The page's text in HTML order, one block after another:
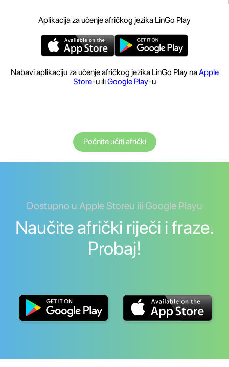
Aplikacija za učenje afričkog jezika LinGo Play
Nabavi aplikaciju za učenje afričkog jezika LinGo Play naApple
Store-u iliGoogle Play-u
Počnite učiti afrički
Dostupno u Apple Storeu ili Google Playu
Naučite afrički riječi i fraze.
Probaj!